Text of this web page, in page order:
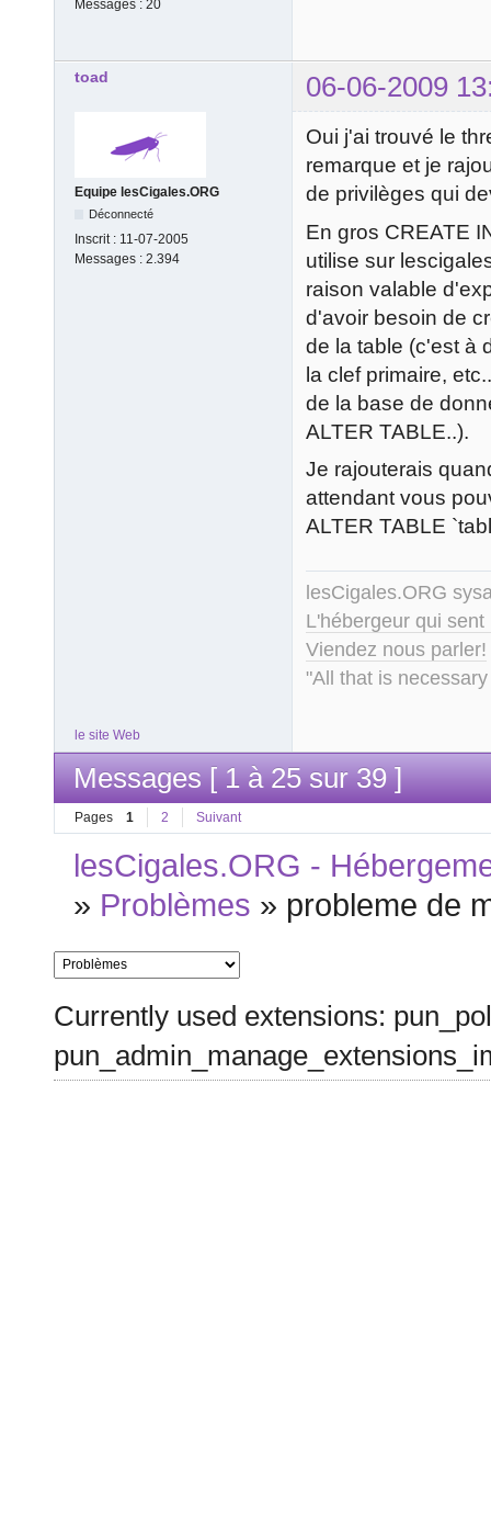
Messages : 20
toad 06-06-2009
Equipe lesCigales.ORG
Déconnecté
Inscrit : 11-07-2005
Messages : 2.394
Oui j'ai trouvé le
remarque et je
de privilèges qui
En gros CREATE
utilise sur
raison valable
d'avoir besoin de
de la table (c'est à
la clef primaire,
de la base de
ALTER TABLE..).
Je rajouterais
attendant vous
ALTER TABLE
lesCigales.ORG
L'hébergeur qui
Viendez nous parler!
"All that is
le site Web
Messages [ 1 à 25 sur 39 ]
Pages 1 2 Suivant
lesCigales.ORG -
» Problèmes » probleme de
Currently used extensions: